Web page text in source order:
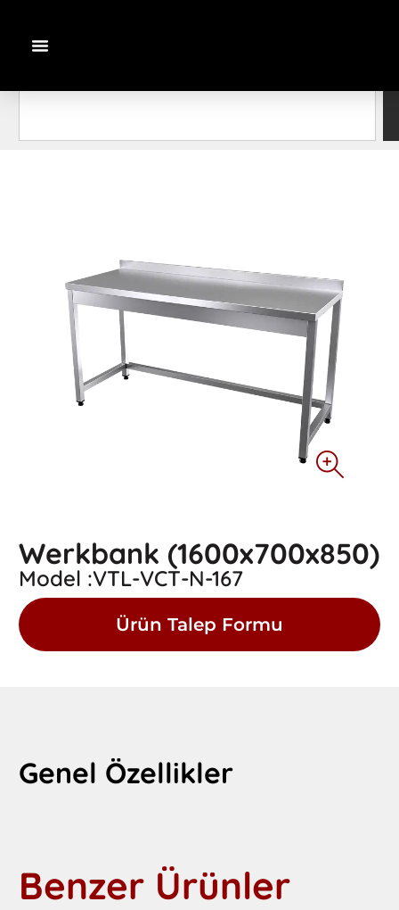
Werkbank (1600x700x850)
Model :VTL-VCT-N-167
Ürün Talep Formu
Genel Özellikler
Benzer Ürünler